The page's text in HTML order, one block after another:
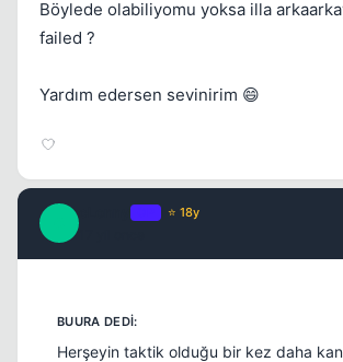
Böylede olabiliyomu yoksa illa
failed ?
Yardım edersen sevinirim 😄
⭐ 18y
Herşeyin taktik olduğu bir kez daha